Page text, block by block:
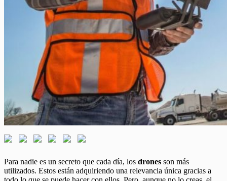
Para nadie es un secreto que cada día, los drones son más
utilizados. Estos están adquiriendo una relevancia única gracias a